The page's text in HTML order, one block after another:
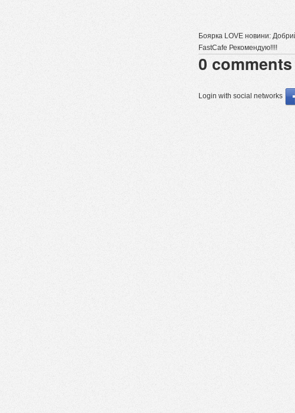
Боярка LOVE новини:
FastCafe Рекомендую!!!!
0 comments
Login with social networks